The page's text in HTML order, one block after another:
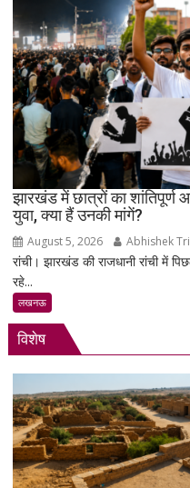
झारखंड में छात्रों का
युवा, क्या हैं उनकी मांगें?
August 5, 2026 Abhishek
रांची। झारखंड की राजधानी रांची में
रहे...
लखनऊ
विशेष